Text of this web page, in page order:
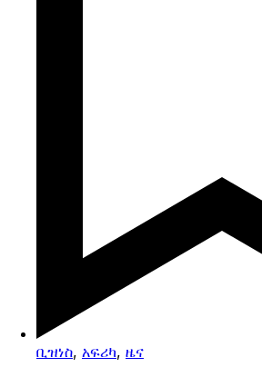
ቢዝነስ, አፍሪካ, ዜና